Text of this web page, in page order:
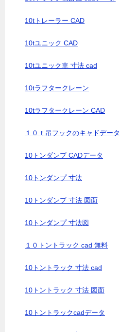
10tトレーラー CAD
10tユニック CAD
10tユニック車 寸法 cad
10tラフタークレーン
10tラフタークレーン CAD
１０ｔ吊フックのキャドデータ
10トンダンプ CADデータ
10トンダンプ 寸法
10トンダンプ 寸法 図面
10トンダンプ 寸法図
１０トントラック cad 無料
10トントラック 寸法 cad
10トントラック 寸法 図面
10トントラックcadデータ